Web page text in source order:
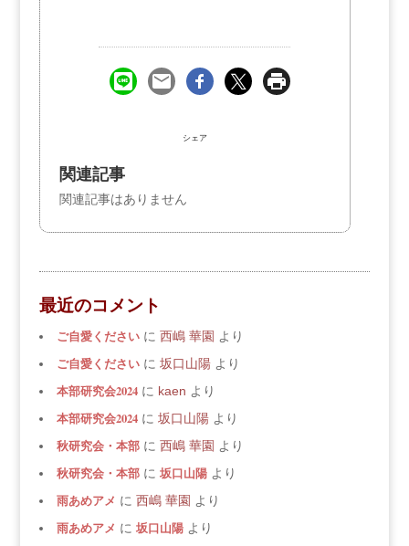
シェア
関連記事
関連記事はありません
最近のコメント
ご自愛くださいに 西嶋 華園 より
ご自愛くださいに 坂口山陽より
本部研究会2024に kaen より
本部研究会2024に 坂口山陽より
秋研究会・本部に 西嶋 華園 より
秋研究会・本部に 坂口山陽より
雨あめアメ に 西嶋 華園 より
雨あめアメ に 坂口山陽より